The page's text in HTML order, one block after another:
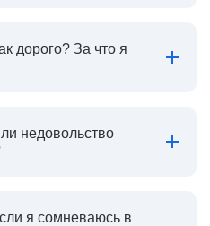
дорого? За что я
недовольство
я сомневаюсь в